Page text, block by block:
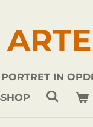
ARTE
PORTRET IN